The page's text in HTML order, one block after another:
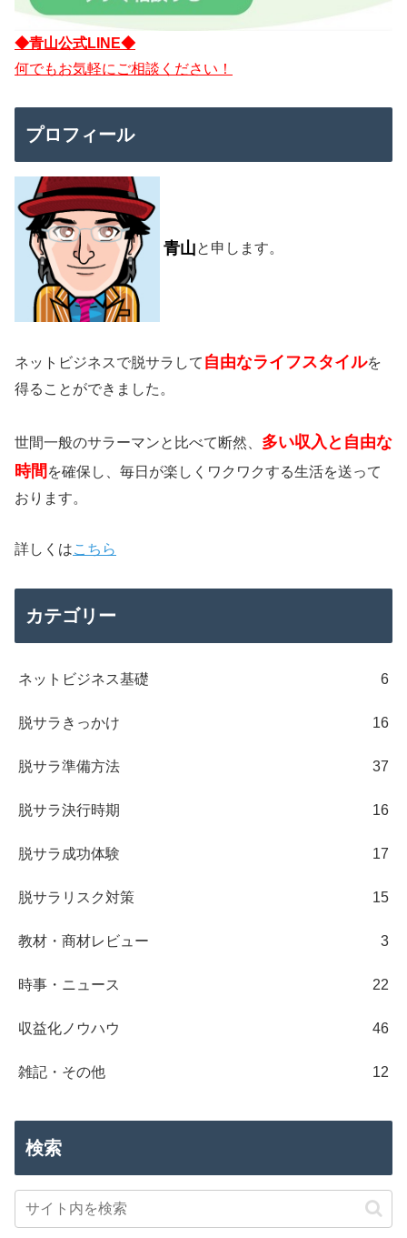
◆青山公式LINE◆
何でもお気軽にご相談ください！
プロフィール
青山と申します。
ネットビジネスで脱サラして 自由なライフスタイルを
得ることができました。
世間一般のサラーマンと比べて断然、 多い収入と自由な
時間 を確保し、毎日が楽しくワクワクする生活を送って
おります。
詳しくはこちら
カテゴリー
ネットビジネス基礎 6
脱サラきっかけ 16
脱サラ準備方法 37
脱サラ決行時期 16
脱サラ成功体験 17
脱サラリスク対策 15
教材・商材レビュー 3
時事・ニュース 22
収益化ノウハウ 46
雑記・その他 12
検索